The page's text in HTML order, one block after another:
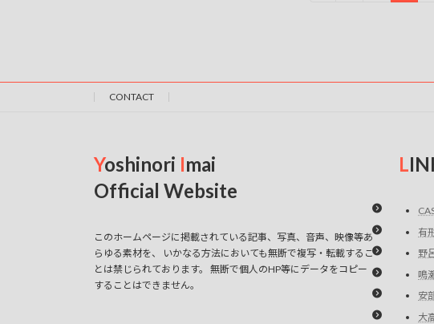
ペ
送
CONTACT
Yoshinori Imai
Official Website
このホームページに掲載されている記事、写真、音声、映像等あ
らゆる素材を、 いかなる方法においても無断で複写・転載するこ
とは禁じられております。 無断で個人のHP等にデータをコピー
することはできません。
L
有
野
鳴
安
大